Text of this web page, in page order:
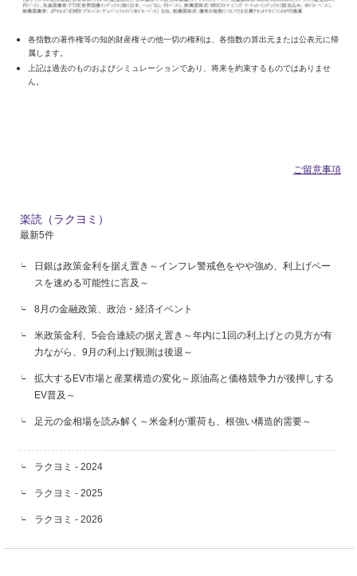
楽読（ラクヨミ）
最新5件
日銀は政策金利を据え置き～インフレ警戒色をやや強め、利上げペー
スを速める可能性に言及～
8月の金融政策、政治・経済イベント
米政策金利、5会合連続の据え置き～年内に1回の利上げとの見方が有
力ながら、9月の利上げ観測は後退～
拡大するEV市場と産業構造の変化～原油高と価格競争力が後押しする
EV普及～
足元の金相場を読み解く～米金利が重荷も、根強い構造的需要～
ラクヨミ - 2024
ラクヨミ - 2025
ラクヨミ - 2026
各指数の著作権等の知的財産権その他一切の権利は、各指数の算出元または公表元に帰
属します。
上記は過去のものおよびシミュレーションであり、将来を約束するものではありませ
ん。
ご留意事項